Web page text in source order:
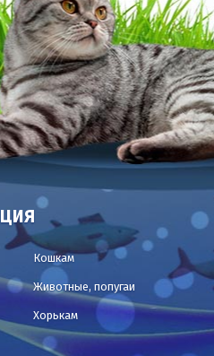
Кошкам
Животные, попугаи
Хорькам